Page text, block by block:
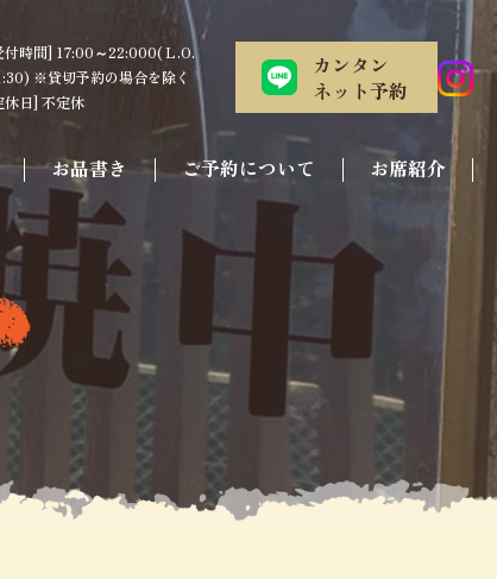
付時間] 17:00～22:000(Ｌ.O.
※貸切予約の場合を除く
休日] 不定休
カンタン
ネット予約
お品書き ご予約について お席紹介